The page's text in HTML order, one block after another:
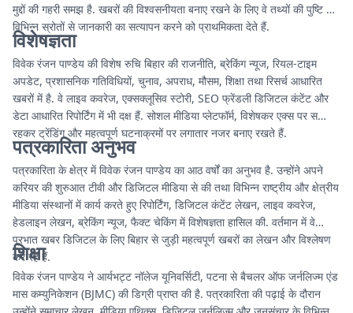
मुद्दों की गहरी समझ है. खबरों की विश्वसनीयता बनाए रखने के लिए वे तथ्यों की पुष्टि और
विभिन्न स्रोतों से जानकारी का सत्यापन करने को प्राथमिकता देते हैं.
विशेषज्ञता
विवेक रंजन पाण्डेय की विशेष रुचि बिहार की राजनीति, ब्रेकिंग न्यूज, रियल-टाइम
अपडेट, प्रशासनिक गतिविधियों, चुनाव, अपराध, मौसम, शिक्षा तथा रिसर्च आधारित
खबरों में है. वे लाइव कवरेज, एक्सक्लूसिव स्टोरी, SEO फ्रेंडली डिजिटल कंटेंट और
डेटा आधारित रिपोर्टिंग में भी दक्ष हैं. सोशल मीडिया प्लेटफॉर्म, विशेषकर एक्स पर सक्रिय
रहकर ट्रेंडिंग और महत्वपूर्ण घटनाक्रमों पर लगातार नजर बनाए रखते हैं.
पत्रकारिता अनुभव
पत्रकारिता के क्षेत्र में विवेक रंजन पाण्डेय का आठ वर्षों का अनुभव है. उन्होंने अपने
करियर की शुरुआत टीवी और डिजिटल मीडिया से की तथा विभिन्न राष्ट्रीय और क्षेत्रीय
मीडिया संस्थानों में कार्य करते हुए रिपोर्टिंग, डिजिटल कंटेंट लेखन, लाइव कवरेज,
हेडलाइन लेखन, ब्रेकिंग न्यूज, फैक्ट चेकिंग में विशेषज्ञता हासिल की. वर्तमान में वे
प्रभात खबर डिजिटल के लिए बिहार से जुड़ी महत्वपूर्ण खबरों का लेखन और विश्लेषण
कर रहे हैं.
शिक्षा
विवेक रंजन पाण्डेय ने आर्यभट्ट नॉलेज यूनिवर्सिटी, पटना से बैचलर ऑफ जर्नलिज्म एंड
मास कम्युनिकेशन (BJMC) की डिग्री प्राप्त की है. पत्रकारिता की पढ़ाई के दौरान